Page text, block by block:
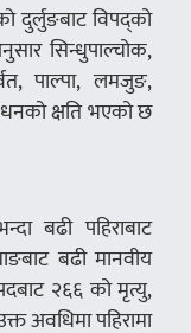
विपद्को
सिन्धुपाल्चोक,
पाल्पा, लमजुङ,
क्षति भएको छ
बढी पहिराबाट
बढी मानवीय
२६६ को मृत्यु,
अवधिमा पहिरामा